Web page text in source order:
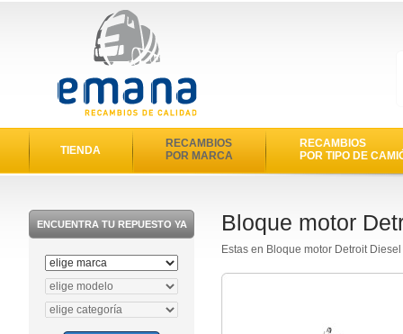
TIENDA
RECAMBIOS
POR MARCA
RECAMBIOS
POR TIPO DE
ENCUENTRA TU REPUESTO YA Bloque motor
Estas en Bloque motor Detroit